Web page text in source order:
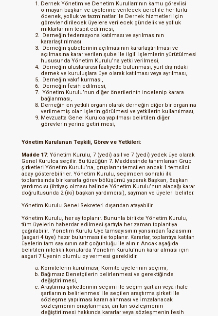
Dernek Yönetim ve Denetim Kurulları’nın kamu görevlisi
olmayan başkan ve üyelerine verilecek ücret ile her türlü
ödenek, yolluk ve tazminatlar ile Dernek hizmetleri için
görevlendirilecek üyelere verilecek gündelik ve yolluk
miktarlarının tespit edilmesi,
Derneğin federasyona katılması ve ayrılmasının
kararlaştırılması
Derneğin şubelerinin açılmasının kararlaştırılması ve
açılmasına karar verilen şube ile ilgili işlemlerin yürütülmesi
hususunda Yönetim Kurulu’na yetki verilmesi,
Derneğin uluslararası faaliyette bulunması, yurt dışındaki
dernek ve kuruluşlara üye olarak katılması veya ayrılması,
Derneğin vakıf kurması,
Derneğin fesih edilmesi,
Yönetim Kurulu’nun diğer önerilerinin incelenip karara
bağlanması,
Derneğin en yetkili organı olarak derneğin diğer bir organına
verilmemiş olan işlerin görülmesi ve yetkilerin kullanılması,
Mevzuatta Genel Kurulca yapılması belirtilen diğer
görevlerin yerine getirilmesi,
Yönetim Kurulunun Teşkili, Görev ve Yetkileri:
Madde 17: Yönetim Kurulu, 7 (yedi) asıl ve 7 (yedi) yedek üye olarak
Genel Kurulca seçilir. Bu tüzüğün 7. Maddesinde tanımlanan Grup
şirketleri Yönetim Kurulu’na, gruplarını temsilen ancak 1 temsilci
aday gösterebilirler. Yönetim Kurulu, seçimden sonraki ilk
toplantısında bir kararla görev bölüşümü yaparak Başkan, Başkan
yardımcısı (ihtiyaç olması halinde Yönetim Kurulu’nun alacağı karar
doğrultusunda 2 (iki) başkan yardımcısı), sayman ve üyeleri belirler.
Yönetim Kurulu Genel Sekreteri dışarıdan atayabilir.
Yönetim Kurulu, her ay toplanır. Bununla birlikte Yönetim Kurulu,
tüm üyelerin haberdar edilmesi şartıyla her zaman toplantıya
çağrılabilir. Yönetim Kurulu Üye tamsayısının yarısından fazlasının
(asgari 4 üye) hazır bulunması ile toplanır. Kararlar, toplantıya katılan
üyelerin tam sayısının salt çoğunluğu ile alınır. Ancak aşağıda
belirtilen nitelikli konularda Yönetim Kurulu’nun karar alması için
asgari 7 Üyenin olumlu oy vermesi gereklidir.
Komitelerin kurulması, Komite üyelerinin seçimi,
Bağımsız Denetçilerin belirlenmesi ve gerektiğinde
değiştirilmesi,
Araştırma şirketlerinin seçimi ile seçim şartları veya ihale
şartlarının belirlenmesi ile seçilen araştırma şirketi ile
sözleşme yapılması kararı alınması ve imzalanacak
sözleşmenin onaylanması, anılan sözleşmenin
değiştirilmesi hakkında kararlar veya sözleşmenin fesih